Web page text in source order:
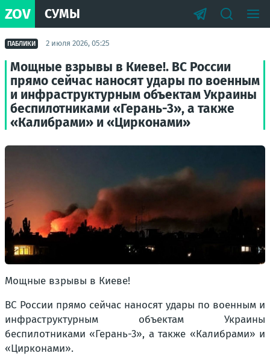
ZOV СУМЫ
ПАБЛИКИ 2 июля 2026, 05:25
Мощные взрывы в Киеве!. ВС России
прямо сейчас наносят удары по военным
и инфраструктурным объектам Украины
беспилотниками «Герань-3», а также
«Калибрами» и «Цирконами»
Мощные взрывы в Киеве!
ВС России прямо сейчас наносят удары по военным и
инфраструктурным объектам Украины
беспилотниками «Герань-3», а также «Калибрами» и
«Цирконами».